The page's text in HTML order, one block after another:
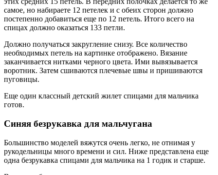
самое, но набираете 12 петелек и с обеих сторон должно
постепенно добавиться еще по 12 петель. Итого всего на
спицах должно оказаться 133 петли.
Должно получаться закругление снизу. Все количество
необходимых петель на картинке отображено. Вязание
заканчивается нитками черного цвета. Ими вывязывается
воротник. Затем сшиваются плечевые швы и пришиваются
пуговицы.
Еще один классный детский жилет спицами для мальчика
готов.
Синяя безрукавка для мальчугана
Большинство моделей вяжутся очень легко, не отнимая у
рукодельницы много времени и сил. Ниже представлена еще
одна безрукавка спицами для мальчика на 1 годик и старше.